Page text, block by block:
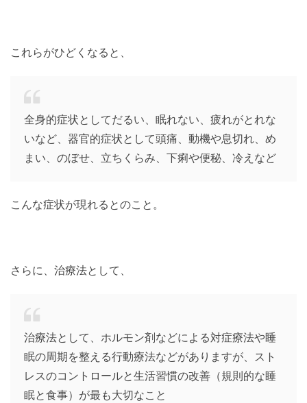
これらがひどくなると、
全身的症状としてだるい、眠れない、疲れがとれな
いなど、器官的症状として頭痛、動機や息切れ、め
まい、のぼせ、立ちくらみ、下痢や便秘、冷えなど
こんな症状が現れるとのこと。
さらに、治療法として、
治療法として、ホルモン剤などによる対症療法や睡
眠の周期を整える行動療法などがありますが、スト
レスのコントロールと生活習慣の改善（規則的な睡
眠と食事）が最も大切なこと